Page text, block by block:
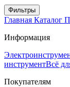
Фильтры
Главная Каталог
Информация
инструментВсё
Покупателям